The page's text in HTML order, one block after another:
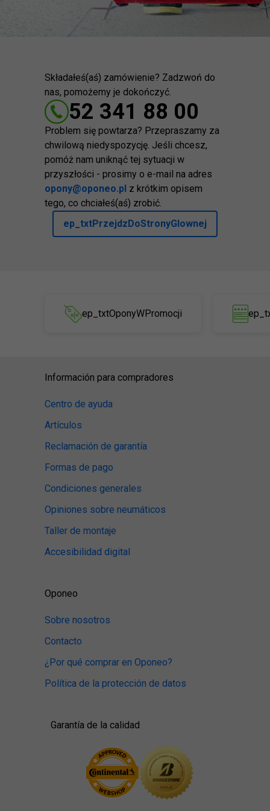
Składałeś(aś) zamówienie? Zadzwoń do
nas, pomożemy je dokończyć.
52 341 88 00
Problem się powtarza? Przepraszamy za
chwilową niedyspozycję. Jeśli chcesz,
pomóż nam uniknąć tej sytuacji w
przyszłości - prosimy o e-mail na adres
opony@oponeo.pl z krótkim opisem
tego, co chciałeś(aś) zrobić.
ep_txtPrzejdzDoStronyGlownej
ep_txtOponyWPromocji
Información para compradores
Centro de ayuda
Artículos
Reclamación de garantía
Formas de pago
Condiciones generales
Opiniones sobre neumáticos
Taller de montaje
Accesibilidad digital
Oponeo
Sobre nosotros
Contacto
¿Por qué comprar en Oponeo?
Política de la protección de datos
Garantía de la calidad